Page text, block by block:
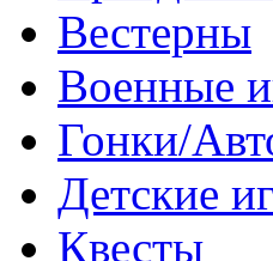
Вестерны
Военные
Гонки/
Детские
Квесты